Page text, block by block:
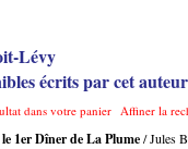
Lévy
écrits par cet auteur
dans votre panier Affiner la
1er Dîner de La Plume/ Jules